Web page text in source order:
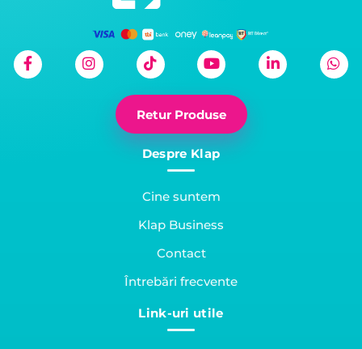
Retur Produse
Despre Klap
Cine suntem
Klap Business
Contact
Întrebări frecvente
Link-uri utile